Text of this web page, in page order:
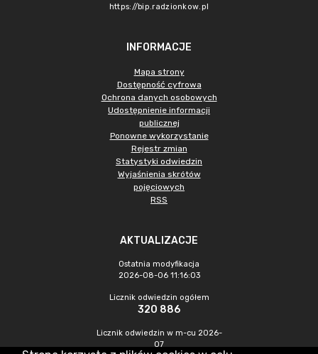
https://bip.radzionkow.pl
INFORMACJE
Mapa strony
Dostępność cyfrowa
Ochrona danych osobowych
Udostępnienie informacji
publicznej
Ponowne wykorzystanie
Rejestr zmian
Statystyki odwiedzin
Wyjaśnienia skrótów
pojęciowych
RSS
AKTUALIZACJE
Ostatnia modyfikacja
2026-08-06 11:16:03
Licznik odwiedzin ogółem
320 886
Licznik odwiedzin w m-cu 2026-
07